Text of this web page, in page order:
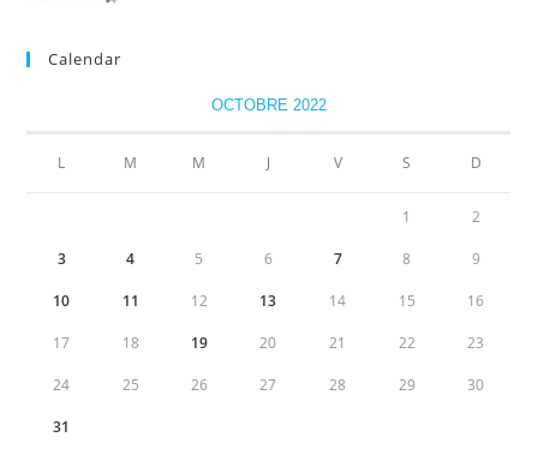
Calendar
OCTOBRE 2022
L M M J V S D
1 2
3 4 5 6 7 8 9
10 11 12 13 14 15 16
17 18 19 20 21 22 23
24 25 26 27 28 29 30
31